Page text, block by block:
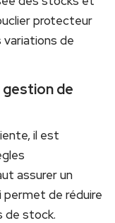
protecteur
variations de
gestion de
il est
assurer un
permet de réduire
de stock.